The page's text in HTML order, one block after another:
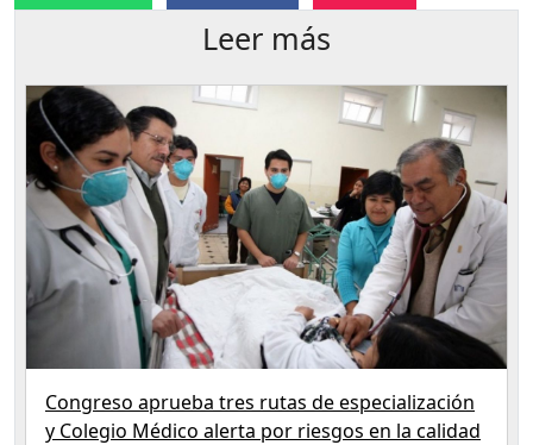
Leer más
Congreso aprueba tres rutas de especialización
y Colegio Médico alerta por riesgos en la calidad